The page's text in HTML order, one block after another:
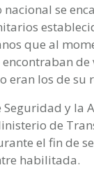
se
que al
eran los de su
y la
de
el fin de
habilitada.